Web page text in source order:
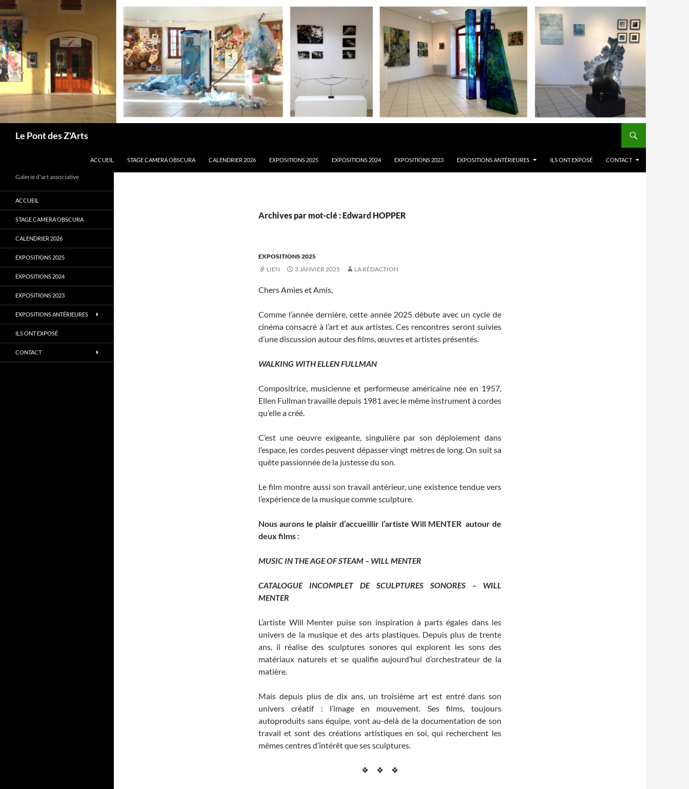
Aller
au
contenu
Le Pont des Z'Arts
ACCUEIL STAGE CAMERA OBSCURA CALENDRIER 2026 EXPOSITIONS 2025 EXPOSITIONS 2024 EXPOSITIONS 2023 EXPOSITIONS ANTÉRIEURES ILS ONT EXPOSÉ CONTACT
Archives par mot-clé : Edward HOPPER
EXPOSITIONS 2025
LIEN
3 JANVIER 2025 LA RÉDACTION
Chers Amies et Amis,
Comme l’année dernière, cette année 2025 débute avec un cycle de
cinéma consacré à l’art et aux artistes. Ces rencontres seront suivies
d’une discussion autour des films, œuvres et artistes présentés.
WALKING WITH ELLEN FULLMAN
Compositrice, musicienne et performeuse américaine née en 1957,
Ellen Fullman travaille depuis 1981 avec le même instrument à cordes
qu’elle a créé.
C’est une oeuvre exigeante, singulière par son déploiement dans
l’espace, les cordes peuvent dépasser vingt mètres de long. On suit sa
quête passionnée de la justesse du son.
Le film montre aussi son travail antérieur, une existence tendue vers
l’expérience de la musique comme sculpture.
Nous aurons le plaisir d’accueillir l’artiste Will MENTER autour de
deux films :
MUSIC IN THE AGE OF STEAM – WILL MENTER
CATALOGUE INCOMPLET DE SCULPTURES SONORES – WILL
MENTER
L’artiste Will Menter puise son inspiration à parts égales dans les
univers de la musique et des arts plastiques. Depuis plus de trente
ans, il réalise des sculptures sonores qui explorent les sons des
matériaux naturels et se qualifie aujourd’hui d’orchestrateur de la
matière.
Mais depuis plus de dix ans, un troisième art est entré dans son
univers créatif : l’image en mouvement. Ses films, toujours
autoproduits sans équipe, vont au-delà de la documentation de son
travail et sont des créations artistiques en soi, qui recherchent les
mêmes centres d’intérêt que ses sculptures.
❖ ❖ ❖
Galerie d'art associative
ACCUEIL
STAGE CAMERA OBSCURA
CALENDRIER 2026
EXPOSITIONS 2025
EXPOSITIONS 2024
EXPOSITIONS 2023
EXPOSITIONS ANTÉRIEURES
ILS ONT EXPOSÉ
CONTACT